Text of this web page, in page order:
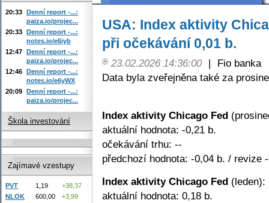
USA: Index aktivity
při očekávání 0,01 b.
23.02.2026 14:36:00 |
Fio banka
Data byla zveřejněna také za
Index aktivity Chicago Fed
aktuální hodnota: -0,21 b.
očekávání trhu: --
předchozí hodnota: -0,04 b. / revize
Index aktivity Chicago Fed (leden):
aktuální hodnota: 0,18 b.
20:33 Denní report -...:
paiza.io/projec...
20:33 Denní report -...:
notes.io/e6iyb
12:47 Denní report -...:
paiza.io/projec...
12:46 Denní report -...:
notes.io/e6yWX
20:09 Denní report -...:
paiza.io/projec...
Škola investování
Zajímavé vzestupy
PVT 1,19
+38,37
NLOK
600,00
+3,99